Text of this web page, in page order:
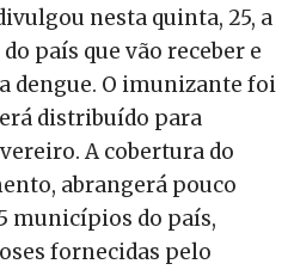
nesta quinta, 25, a
país que vão receber e
dengue. O imunizante foi
distribuído para
A cobertura do
abrangerá pouco
municípios do país,
fornecidas pelo